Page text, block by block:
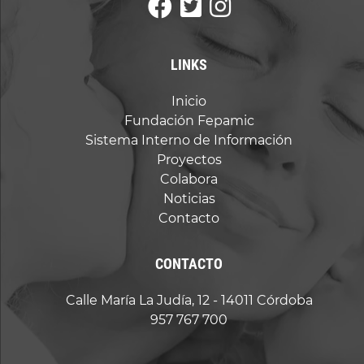
LINKS
Inicio
Fundación Fepamic
Sistema Interno de Información
Proyectos
Colabora
Noticias
Contacto
CONTACTO
Calle María La Judía, 12 - 14011 Córdoba
957 767 700